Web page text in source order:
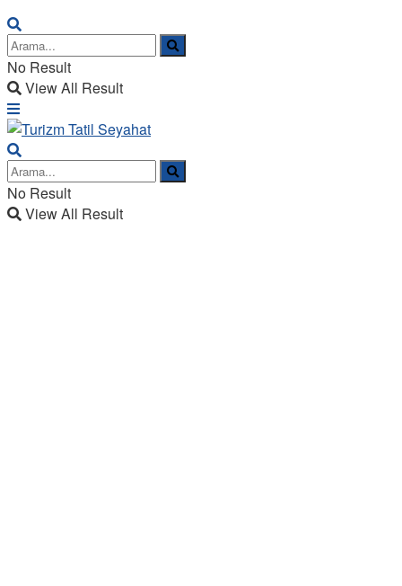
No Result
View All Result
No Result
View All Result